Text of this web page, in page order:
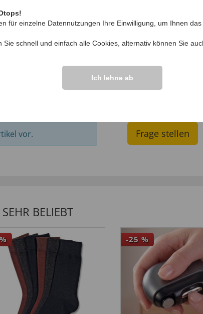
vor. Frage stellen
BELIEBT
% -25 %
für einzelne Datennutzungen Ihre Einwilligung, um Ihnen
Sie schnell und einfach alle Cookies, alternativ können Sie
Ich lehne ab